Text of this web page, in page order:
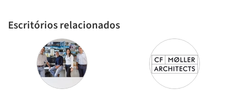
Escritórios relacionados